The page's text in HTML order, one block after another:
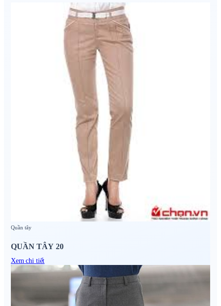
Quần tây
QUẦN TÂY 20
Xem chi tiết